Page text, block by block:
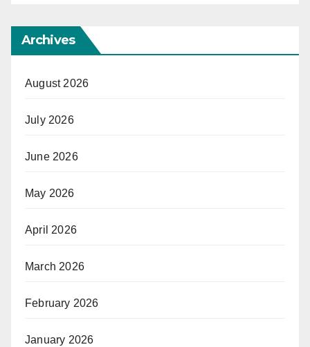
Archives
August 2026
July 2026
June 2026
May 2026
April 2026
March 2026
February 2026
January 2026